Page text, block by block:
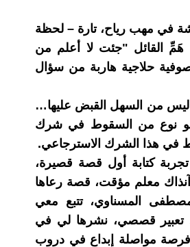
في مهب رياح، تارة – لحظة
القائل "جئت لا أعلم من
حلاجية هاربة من سؤال
ليس من السهل القبض عليها…
هو نوع من السقوط في شرك
في هذا الشرك الاسترجاعي.
كتابة أول قصة قصيرة،
آنذاك معلم مؤقت، قصة رعاها
المسناوي، تتبع معي
تعبير قصصي، نشرها لي في
مواصلة إبداع في دروب